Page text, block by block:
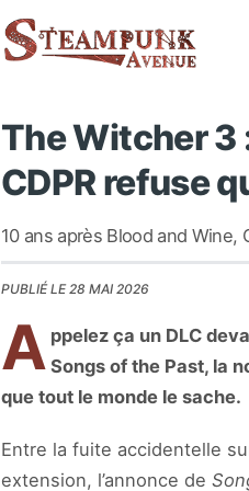
The Witcher 3
CDPR refuse
10 ans après Blood and
PUBLIÉ LE 28 MAI 2026
A ppelez ça un DLC
Songs of the Past, la
que tout le monde le sache.
Entre la fuite accidentelle
extension, l’annonce de